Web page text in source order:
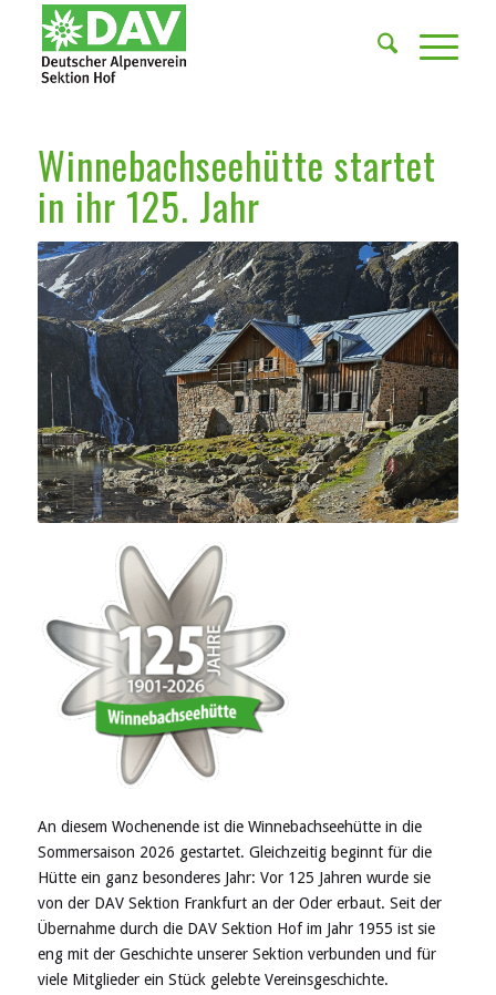
Winnebachseehütte startet
in ihr 125. Jahr
An diesem Wochenende ist die Winnebachseehütte in die
Sommersaison 2026 gestartet. Gleichzeitig beginnt für die
Hütte ein ganz besonderes Jahr: Vor 125 Jahren wurde sie
von der DAV Sektion Frankfurt an der Oder erbaut. Seit der
Übernahme durch die DAV Sektion Hof im Jahr 1955 ist sie
eng mit der Geschichte unserer Sektion verbunden und für
viele Mitglieder ein Stück gelebte Vereinsgeschichte.